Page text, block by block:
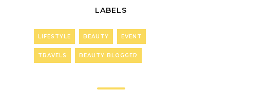
LABELS
LIFESTYLE BEAUTY EVENT
TRAVELS BEAUTY BLOGGER